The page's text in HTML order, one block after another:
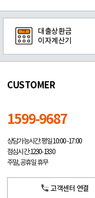
대출상환금
이자계산기
CUSTOMER
1599-9687
상담가능시간: 평일10:00 -17:00
점심시간: 12:30 - 13:30
주말, 공휴일 휴무
고객센터 연결